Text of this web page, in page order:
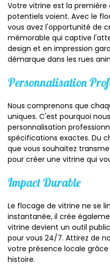
Votre vitrine est la première
potentiels voient. Avec le
vous avez l'opportunité de
mémorable qui captive
design et en impression
démarque dans les rues
Personnalisation
Nous comprenons que
uniques. C'est pourquoi
personnalisation
spécifications exactes. Du
que vous souhaitez
pour créer une vitrine qui
Impact Durable
Le flocage de vitrine ne se
instantanée, il crée
vitrine devient un outil
pour vous 24/7. Attirez de
votre présence locale
histoire.